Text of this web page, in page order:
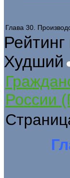
Глава 30.
Худший
России